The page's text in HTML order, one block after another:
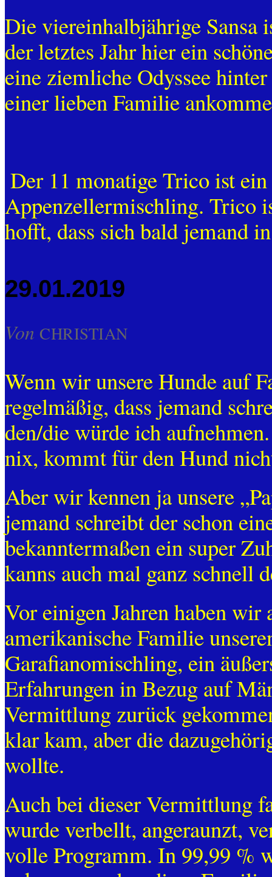
Die viereinhalbjährige Sansa
der letztes Jahr hier ein
eine ziemliche Odyssee
einer lieben Familie
Der 11 monatige Trico ist
Appenzellermischling. Trico
hofft, dass sich bald jemand
29.01.2019
Von CHRISTIAN
Wenn wir unsere Hunde auf
regelmäßig, dass jemand
den/die würde ich
nix, kommt für den Hund
Aber wir kennen ja unsere
jemand schreibt der schon
bekanntermaßen ein super
kanns auch mal ganz schnell
Vor einigen Jahren haben wir
amerikanische Familie
Garafianomischling, ein
Erfahrungen in Bezug auf
Vermittlung zurück
klar kam, aber die
wollte.
Auch bei dieser Vermittlung
wurde verbellt, angeraunzt,
volle Programm. In 99,99 %